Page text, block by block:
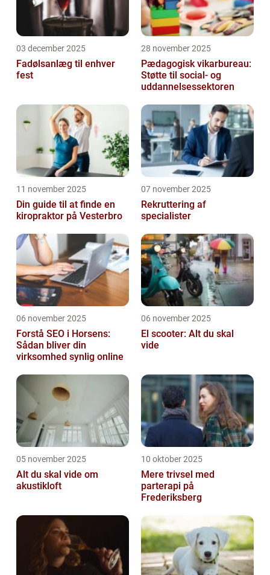
03 december 2025
Fadølsanlæg til enhver
fest
28 november 2025
Pædagogisk vikarbureau:
Støtte til social- og
uddannelsessektoren
11 november 2025
Din guide til at finde en
kiropraktor på Vesterbro
07 november 2025
Rekruttering af
specialister
06 november 2025
Forstå SEO i Horsens:
Sådan bliver din
virksomhed synlig online
06 november 2025
El scooter: Alt du skal
vide
05 november 2025
Alt du skal vide om
akustikloft
10 oktober 2025
Mere trivsel med
parterapi på
Frederiksberg